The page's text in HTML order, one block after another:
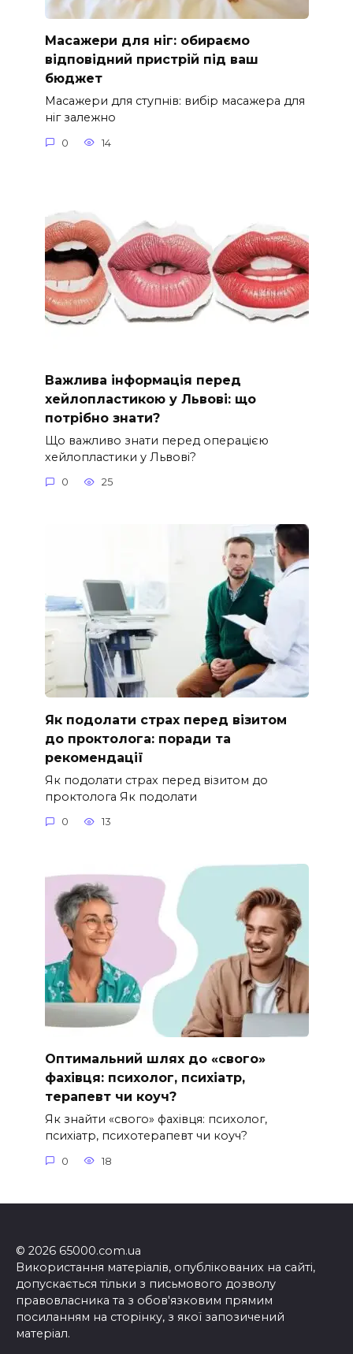
Масажери для ніг: обираємо
відповідний пристрій під ваш
бюджет
Масажери для ступнів: вибір масажера для
ніг залежно
0 14
Важлива інформація перед
хейлопластикою у Львові: що
потрібно знати?
Що важливо знати перед операцією
хейлопластики у Львові?
0 25
Як подолати страх перед візитом
до проктолога: поради та
рекомендації
Як подолати страх перед візитом до
проктолога Як подолати
0 13
Оптимальний шлях до «свого»
фахівця: психолог, психіатр,
терапевт чи коуч?
Як знайти «свого» фахівця: психолог,
психіатр, психотерапевт чи коуч?
0 18
© 2026 65000.com.ua
Використання матеріалів, опублікованих на сайті,
допускається тільки з письмового дозволу
правовласника та з обов'язковим прямим
посиланням на сторінку, з якої запозичений
матеріал.